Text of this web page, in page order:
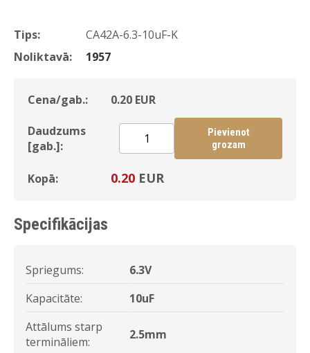
Tips:
CA42A-6.3-10uF-K
Noliktavā:
1957
Cena/gab.: 0.20 EUR
Daudzums
[gab.]:
Pievienot
grozam
Kopā: 0.20 EUR
Specifikācijas
Spriegums:
6.3V
Kapacitāte:
10uF
Attālums starp
termināliem:
2.5mm